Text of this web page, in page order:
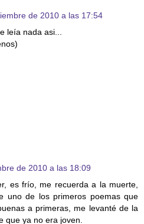
de 2010 a las 17:54
leía nada asi...
de 2010 a las 18:09
es frío, me recuerda a la muerte,
uno de los primeros poemas que
a primeras, me levanté de la
que ya no era joven.